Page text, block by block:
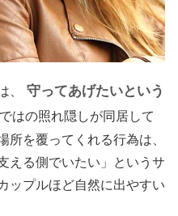
、
守ってあげたいという
はの照れ隠しが同居して
所を覆ってくれる行為は、
える側でいたい」というサ
ップルほど自然に出やすい